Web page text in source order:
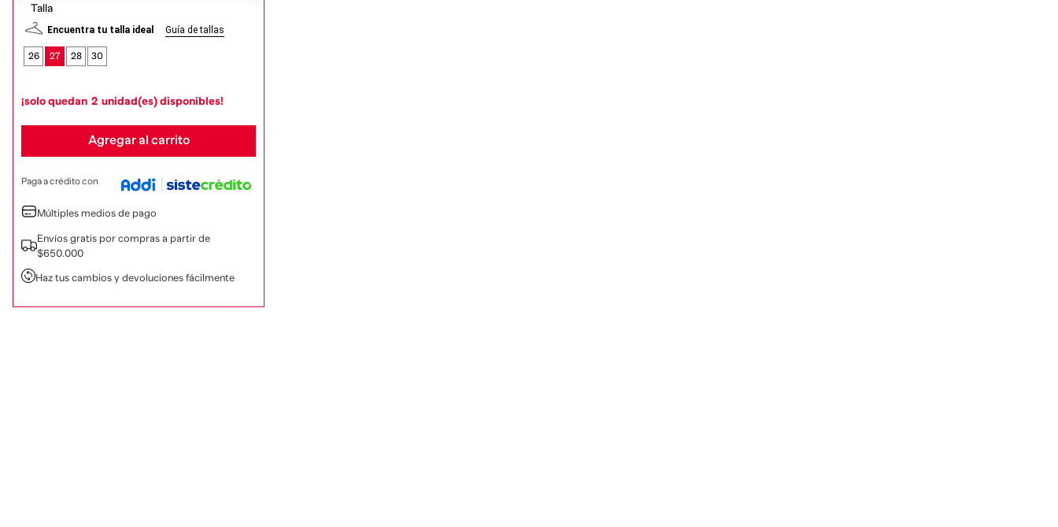
Talla
Encuentra tu talla ideal Guía de tallas
26 27 28 30
¡solo quedan 2 unidad(es) disponibles!
Agregar al carrito
Paga a crédito con
Múltiples medios de pago
Envíos gratis por compras a partir de
$650.000
Haz tus cambios y devoluciones fácilmente